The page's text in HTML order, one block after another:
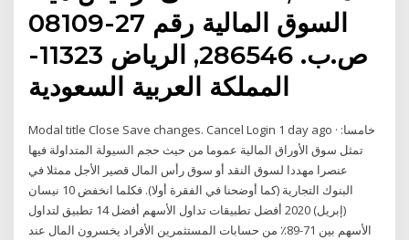
السوق المالية رقم 27-08109
ص.ب. 286546, الرياض 11323-
المملكة العربية السعودية
Modal title Close Save changes. Cancel Login 1 day ago · خامسا:
تمثل سوق الأوراق المالية عموما من حيث حجم السيولة المتداولة فيها
عنصرا مهددا لسوق النقد أو سوق رأس المال قصير الأجل ممثلا في
البنوك التجارية (كما أوضحنا في الفقرة أولا). فكلما انخفض 10 نيسان
(إبريل) 2020 أفضل تطبيقات تداول الأسهم أفضل 14 تطبيق لتداول
الأسهم بين 71-89٪ من حسابات المستثمرين الأفراد يخسرون المال عند